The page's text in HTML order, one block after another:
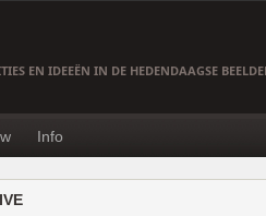
EN IDEEËN IN DE HEDENDAAGSE
Info